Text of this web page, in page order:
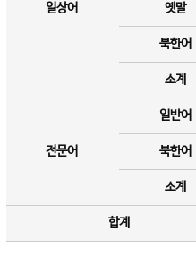
일상어 옛말
북한어
소계
전문어
일반어
북한어
소계
합계